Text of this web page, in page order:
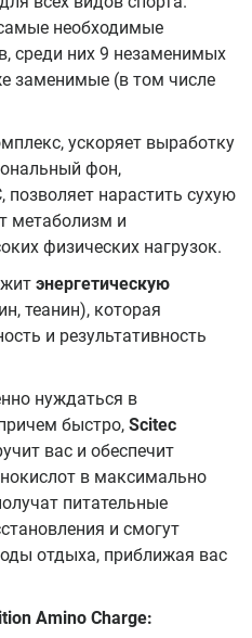
необходимые
среди них 9 незаменимых
заменимые (в том числе
ускоряет выработку
фон,
нарастить сухую
метаболизм и
физических нагрузок.
энергетическую
теанин), которая
и результативность
нуждаться в
быстро, Scitec
вас и обеспечит
в максимально
питательные
и смогут
отдыха, приближая вас
Amino Charge: